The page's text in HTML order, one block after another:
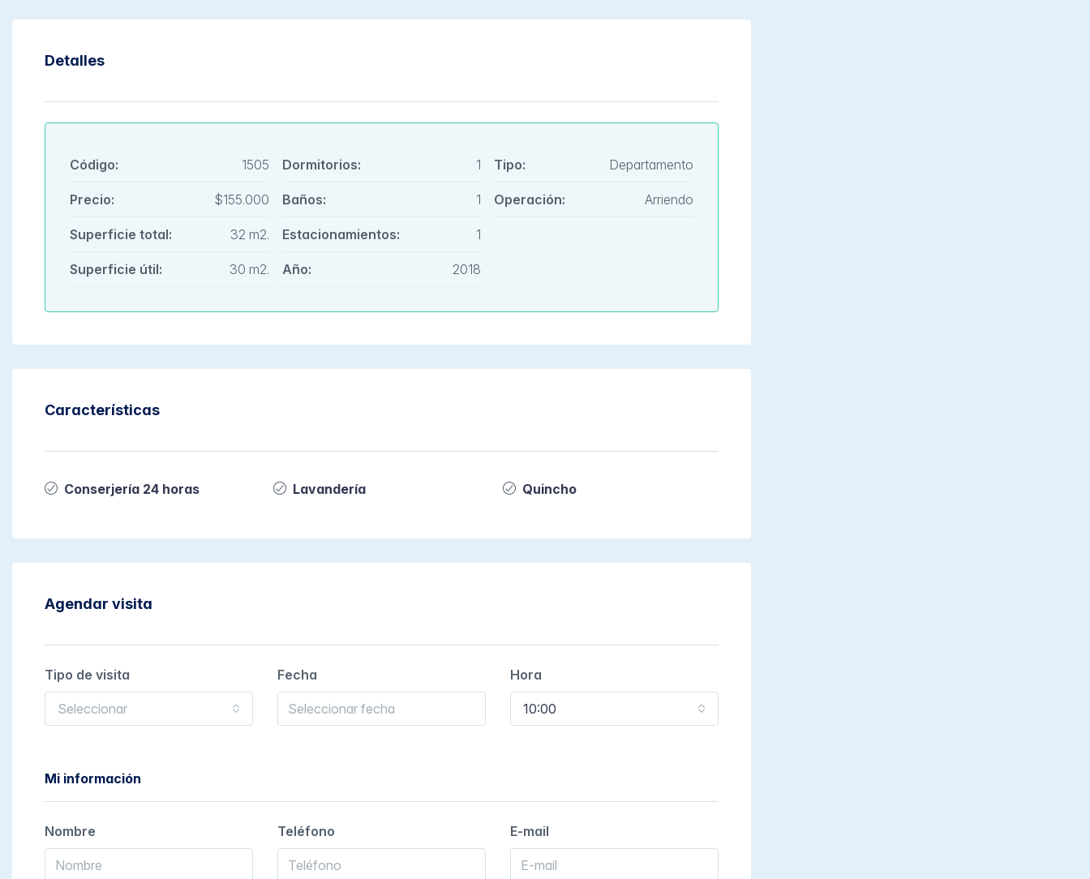
Detalles
Código: 1505
Precio: $155.000
Superficie total: 32 m2.
Superficie útil: 30 m2.
Dormitorios: 1
Baños: 1
Estacionamientos: 1
Año: 2018
Tipo: Departamento
Operación: Arriendo
Características
Conserjería 24 horas Lavandería Quincho
Agendar visita
Tipo de visita
Seleccionar
Fecha Hora
10:00
Mi información
Nombre Teléfono E-mail